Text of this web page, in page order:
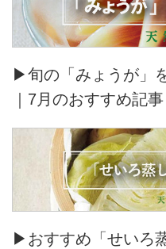
▶旬の「みょうが」
｜7月のおすすめ記事
▶おすすめ「せいろ